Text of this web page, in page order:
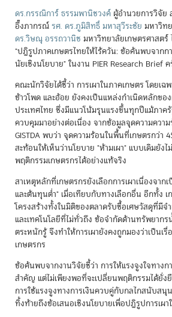
ดร.กรรณิการ์ ธรรมพานิชวงค์ ผู้อำนวยการวิจัย
อึ๊งภากรณ์รศ. ดร.ภูมิสิทธิ์ มหาสุวีระชัย มหาวิท
ดร.วิษณุ อรรถวานิช มหาวิทยาลัยเกษตรศาสตร์
"ปฏิรูปภาคเกษตรไทยให้ไร้ควัน: ข้อค้นพบจากก
นัยเชิงนโยบาย" ในงาน PIER Research Brief
คณะนักวิจัยได้ชี้ว่า การเผาในภาคเกษตร โดยเฉพ
ข้าวโพด และอ้อย ยังคงเป็นแหล่งกำเนิดหลักขอ
ประเทศไทย ซึ่งมีแนวโน้มรุนแรงขึ้นทุกปีแม้ภาครั
ควบคุมมาอย่างต่อเนื่อง จากข้อมูลจุดความควา
GISTDA พบว่า จุดความร้อนในพื้นที่เกษตรกว่า
สะท้อนให้เห็นว่านโยบาย "ห้ามเผา" แบบเดิมยังไ
พฤติกรรมเกษตรกรได้อย่างแท้จริง
สาเหตุหลักที่เกษตรกรยังเลือกการเผาเนื่องจาก
และต้นทุนต่ำ" เมื่อเทียบกับทางเลือกอื่น อีกทั้ง เ
โครงสร้างทั้งในมิติของตลาดรับซื้อเศษวัสดุที่มีจ
และเทคโนโลยีที่ไม่ทั่วถึง ข้อจำกัดด้านทรัพยากร
ตระหนักรู้ จึงทำให้การเผายังคงถูกมองว่าเป็นเ
เกษตรกร
ข้อค้นพบจากงานวิจัยชี้ว่า การให้แรงจูงใจทางก
สำคัญ แต่ไม่เพียงพอที่จะเปลี่ยนพฤติกรรมได้ยั่ง
การใช้แรงจูงทางการเงินควบคู่กับกลไกสนับส
ทิ้งท้ายถึงข้อเสนอเชิงนโยบายเพื่อปฏิรูปการเผ